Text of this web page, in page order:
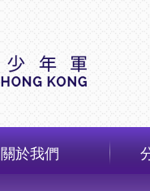
關於我們